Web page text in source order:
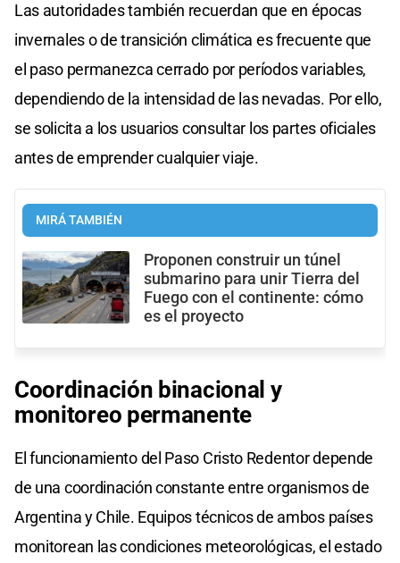
Las autoridades también recuerdan que en épocas
invernales o de transición climática es frecuente que
el paso permanezca cerrado por períodos variables,
dependiendo de la intensidad de las nevadas. Por ello,
se solicita a los usuarios consultar los partes oficiales
antes de emprender cualquier viaje.
MIRÁ TAMBIÉN
Proponen construir un túnel
submarino para unir Tierra del
Fuego con el continente: cómo
es el proyecto
Coordinación binacional y
monitoreo permanente
El funcionamiento del Paso Cristo Redentor depende
de una coordinación constante entre organismos de
Argentina y Chile. Equipos técnicos de ambos países
monitorean las condiciones meteorológicas, el estado